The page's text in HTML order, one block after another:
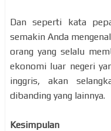
Dan seperti kata
semakin Anda
orang yang selalu
ekonomi luar negeri
inggris, akan
dibanding yang lainnya.
Kesimpulan